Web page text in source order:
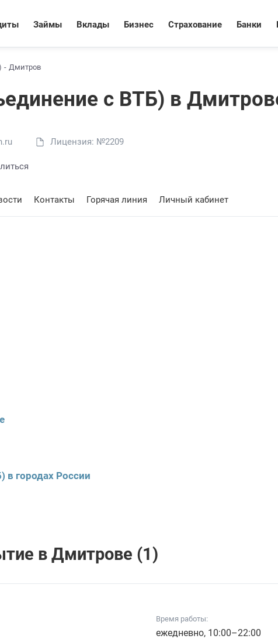
Займы Вклады Бизнес Страхование Банки
Дмитров
с ВТБ) в
Лицензия: №2209
Контакты Горячая линия Личный кабинет
в городах России
в Дмитрове (1)
Время работы:
ежедневно, 10:00–22:00